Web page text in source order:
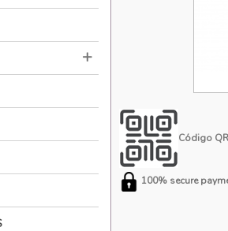
Código QR
100% secure